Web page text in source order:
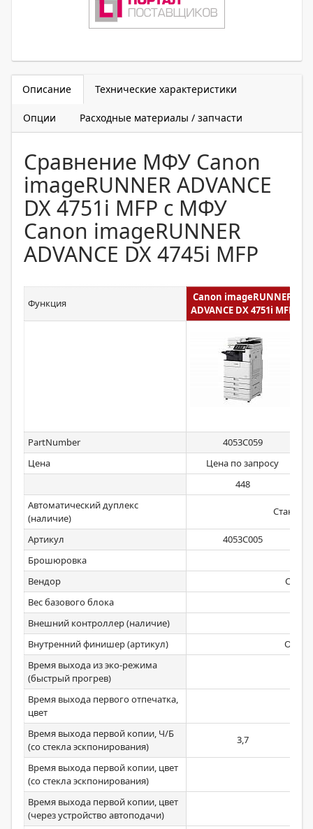
Описание Технические характеристики
Опции Расходные материалы / запчасти
Сравнение МФУ Canon
imageRUNNER ADVANCE
DX 4751i MFP с МФУ
Canon imageRUNNER
ADVANCE DX 4745i MFP
Функция
Canon imageRUNNER
ADVANCE DX 4751i MFP
PartNumber
4053C059
Цена
Цена по запросу
448
Автоматический дуплекс
(наличие)
Артикул
4053C005
Брошюровка
Вендор
Canon
Вес базового блока
Внешний контроллер (наличие)
Внутренний финишер (артикул)
Опция
Время выхода из эко-режима
(быстрый прогрев)
Время выхода первого отпечатка,
цвет
Время выхода первой копии, Ч/Б
(со стекла эскпонирования)
3,7
Время выхода первой копии, цвет
(со стекла эскпонирования)
Время выхода первой копии, цвет
(через устройство автоподачи)